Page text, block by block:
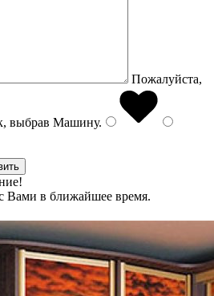
Пожалуйста,
выбрав Машину.
Вами в ближайшее время.